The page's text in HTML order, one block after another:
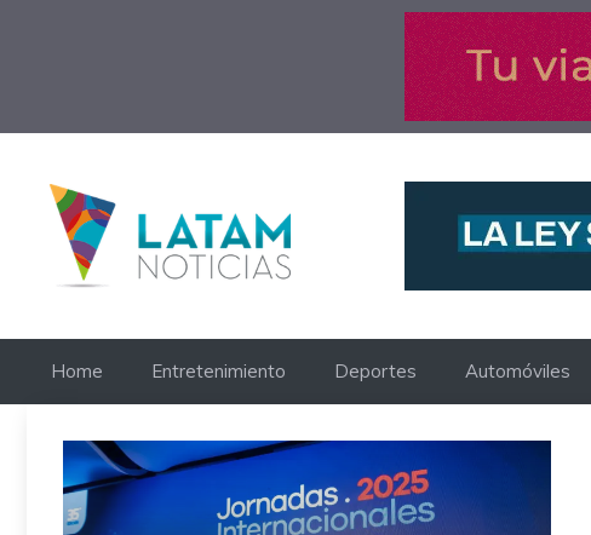
Home Entretenimiento Deportes Automóviles